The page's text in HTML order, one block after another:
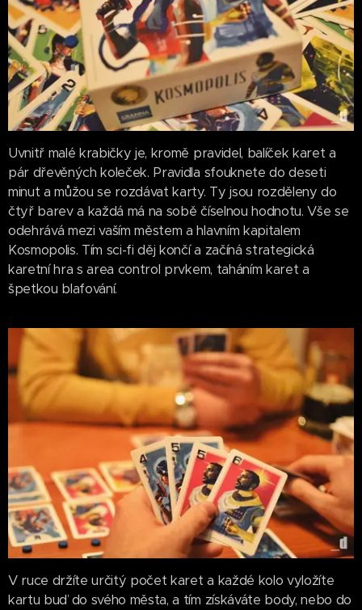
Uvnitř malé krabičky je, kromě pravidel, balíček karet a
pár dřevěných koleček. Pravidla sfouknete do deseti
minut a můžou se rozdávat karty. Ty jsou rozděleny do
čtyř barev a každá má na sobě číselnou hodnotu. Vše se
odehrává mezi vaším městem a hlavním kapitalem
Kosmopolis. Tím sci-fi děj končí a začíná strategická
karetní hra s area control prvkem, taháním karet a
špetkou blafování.
V ruce držíte určitý počet karet a každé kolo vyložíte
kartu buď do svého města, a tím získáváte body, nebo do